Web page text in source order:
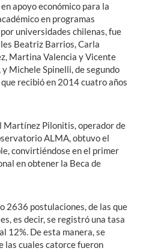
apoyo económico para la
en programas
universidades chilenas, fue
Beatriz Barrios, Carla
Martina Valencia y Vicente
Michele Spinelli, de segundo
recibió en 2014 cuatro años
Martínez Pilonitis, operador de
ALMA, obtuvo el
convirtiéndose en el primer
en obtener la Beca de
2636 postulaciones, de las que
es decir, se registró una tasa
12%. De esta manera, se
las cuales catorce fueron